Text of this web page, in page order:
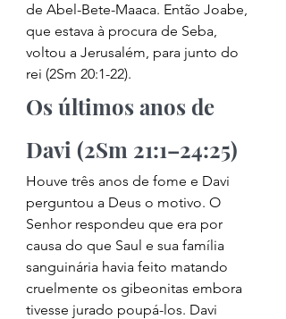
de Abel-Bete-Maaca. Então Joabe,
que estava à procura de Seba,
voltou a Jerusalém, para junto do
rei (2Sm 20:1-22).
Os últimos anos de
Davi (2Sm 21:1–24:25)
Houve três anos de fome e Davi
perguntou a Deus o motivo. O
Senhor respondeu que era por
causa do que Saul e sua família
sanguinária havia feito matando
cruelmente os gibeonitas embora
tivesse jurado poupá-los. Davi